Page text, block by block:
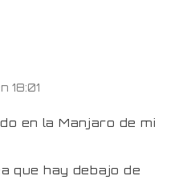
18:01
en la Manjaro de mi
que hay debajo de